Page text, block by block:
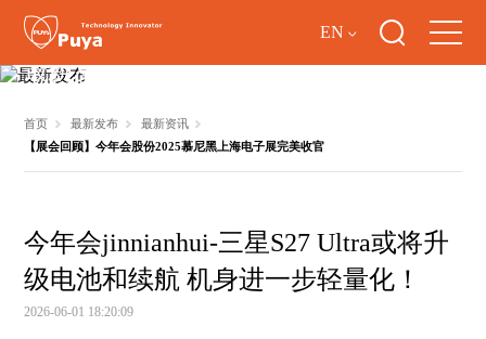
EN
最新发布
首页 最新发布
最新资讯
【展会回顾】今年会股份2025慕尼黑上海电子展完美收官
今年会jinnianhui-三星S27 Ultra或将升
级电池和续航 机身进一步轻量化！
2026-06-01 18:20:09